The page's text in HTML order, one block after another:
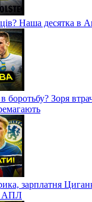
Наша десятка в
боротьбу? Зоря
зарплатня
АПЛ